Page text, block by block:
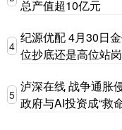
总产值超10亿元
4
纪源优配 4月30日
位抄底还是高位站
5
泸深在线 战争通胀
政府与AI投资成“救